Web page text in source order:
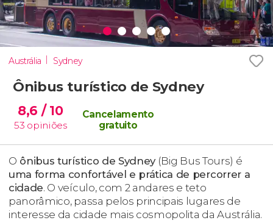
Austrália Sydney
Ônibus turístico de Sydney
8,6 / 10
53 opiniões
Cancelamento
gratuito
O ônibus turístico de Sydney(Big Bus Tours) é
uma forma confortável e prática de percorrer a
cidade. O veículo, com 2 andares e teto
panorâmico, passa pelos principais lugares de
interesse da cidade mais cosmopolita da Austrália.